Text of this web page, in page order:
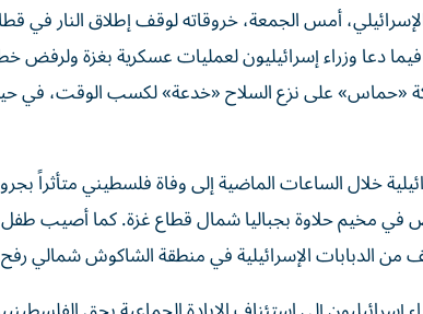
أمس الجمعة، خروقاته لوقف إطلاق النار في
دعا وزراء إسرائيليون لعمليات عسكرية بغزة ولرفض
خلال الساعات الماضية إلى وفاة فلسطيني
في مخيم حلاوة بجباليا شمال قطاع غزة. كما أصيب
من الدبابات الإسرائيلية في منطقة الشاكوش شمالي